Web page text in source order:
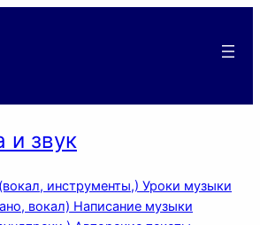
и звук
инструменты,) Уроки музыки
вокал) Написание музыки